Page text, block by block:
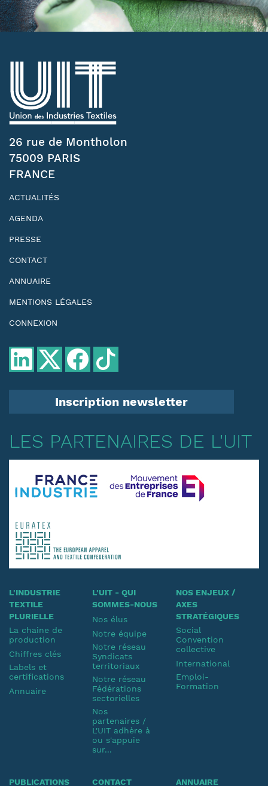
26 rue de Montholon
75009 PARIS
FRANCE
ACTUALITÉS
AGENDA
PRESSE
CONTACT
ANNUAIRE
MENTIONS LÉGALES
CONNEXION
Inscription newsletter
LES PARTENAIRES DE L'UIT
L'INDUSTRIE
TEXTILE
PLURIELLE
La chaine de
production
Chiffres clés
Labels et
certifications
Annuaire
L'UIT - QUI
SOMMES-NOUS
Nos élus
Notre équipe
Notre réseau
Syndicats
territoriaux
Notre réseau
Fédérations
sectorielles
Nos
partenaires /
L'UIT adhère à
ou s'appuie
sur...
NOS ENJEUX /
AXES
STRATÉGIQUES
Social
Convention
collective
International
Emploi-
Formation
PUBLICATIONS CONTACT ANNUAIRE